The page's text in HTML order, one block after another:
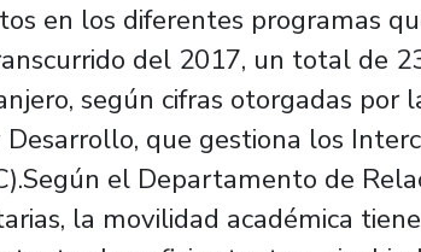
en los diferentes programas
del 2017, un total de
según cifras otorgadas por
que gestiona los
el Departamento de
la movilidad académica